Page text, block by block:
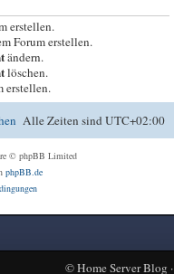
erstellen.
Forum erstellen.
ändern.
löschen.
erstellen.
Alle Zeiten sindUTC+02:00
© phpBB Limited
phpBB.de
©Home Server Blog